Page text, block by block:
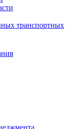
транспортных